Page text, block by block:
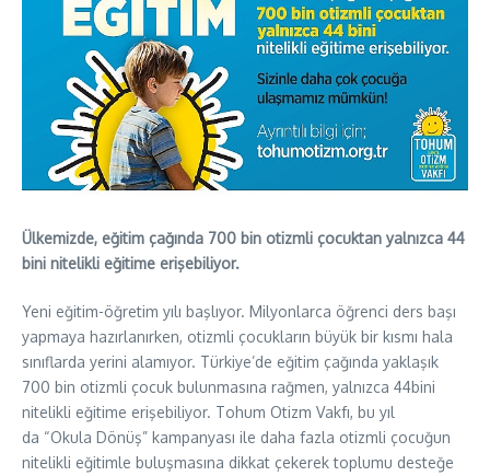
Ülkemizde, eğitim çağında 700 bin otizmli çocuktan yalnızca 44
bini nitelikli eğitime erişebiliyor.
Yeni eğitim-öğretim yılı başlıyor. Milyonlarca öğrenci ders başı
yapmaya hazırlanırken, otizmli çocukların büyük bir kısmı hala
sınıflarda yerini alamıyor. Türkiye’de eğitim çağında yaklaşık
700 bin otizmli çocuk bulunmasına rağmen, yalnızca 44bini
nitelikli eğitime erişebiliyor. Tohum Otizm Vakfı, bu yıl
da “Okula Dönüş” kampanyası ile daha fazla otizmli çocuğun
nitelikli eğitimle buluşmasına dikkat çekerek toplumu desteğe